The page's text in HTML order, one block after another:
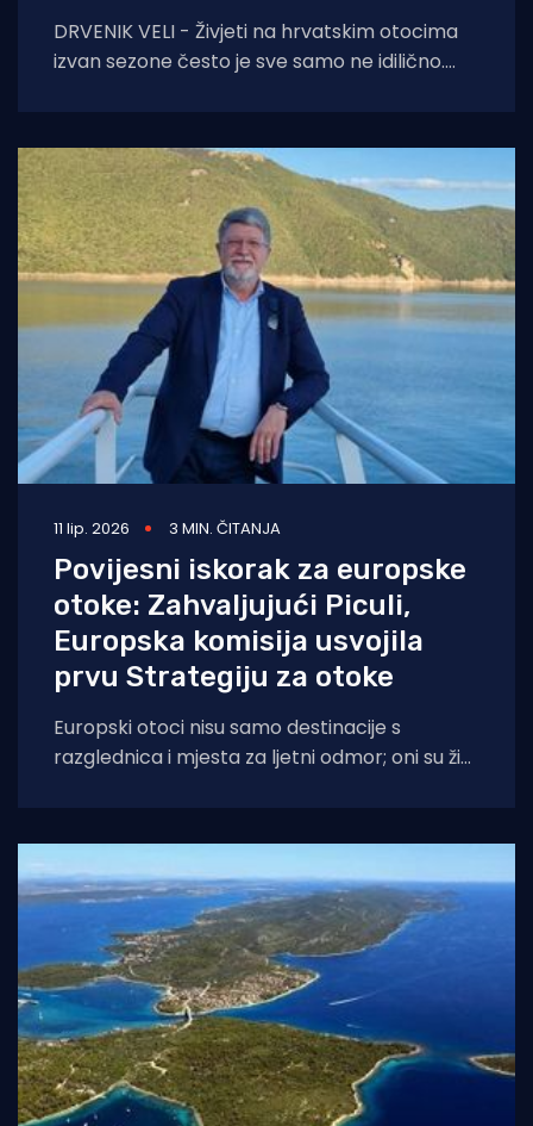
DRVENIK VELI - Živjeti na hrvatskim otocima
izvan sezone često je sve samo ne idilično.
11 lip. 2026 3 MIN. ČITANJA
Povijesni iskorak za europske
otoke: Zahvaljujući Piculi,
Europska komisija usvojila
prvu Strategiju za otoke
Europski otoci nisu samo destinacije s
razglednica i mjesta za ljetni odmor; oni su živi,